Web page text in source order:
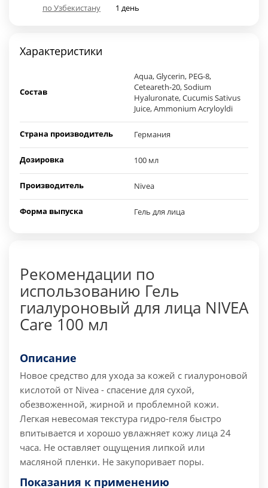
по Узбекистану
1 день
Характеристики
Состав
Aqua, Glycerin, PEG-8,
Ceteareth-20, Sodium
Hyaluronate, Cucumis Sativus
Juice, Ammonium Acryloyldi
Страна производитель Германия
Дозировка 100 мл
Производитель Nivea
Форма выпуска Гель для лица
Рекомендации по
использованию Гель
гиалуроновый для лица NIVEA
Care 100 мл
Описание
Новое средство для ухода за кожей с гиалуроновой
кислотой от Nivea - спасение для сухой,
обезвоженной, жирной и проблемной кожи.
Легкая невесомая текстура гидро-геля быстро
впитывается и хорошо увлажняет кожу лица 24
часа. Не оставляет ощущения липкой или
масляной пленки. Не закупоривает поры.
Показания к применению